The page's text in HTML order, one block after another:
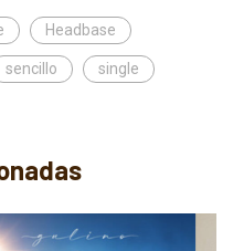
Headbase
sencillo single